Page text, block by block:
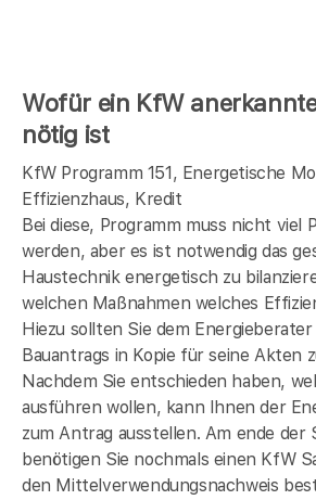
Wofür ein KfW
nötig ist
KfW Programm 151, Energetische
Effizienzhaus, Kredit
Bei diese, Programm muss nicht viel
werden, aber es ist notwendig das
Haustechnik energetisch zu
welchen Maßnahmen welches
Hiezu sollten Sie dem
Bauantrags in Kopie für seine Akten
Nachdem Sie entschieden haben,
ausführen wollen, kann Ihnen der
zum Antrag ausstellen. Am ende der
benötigen Sie nochmals einen KfW
den Mittelverwendungsnachweis